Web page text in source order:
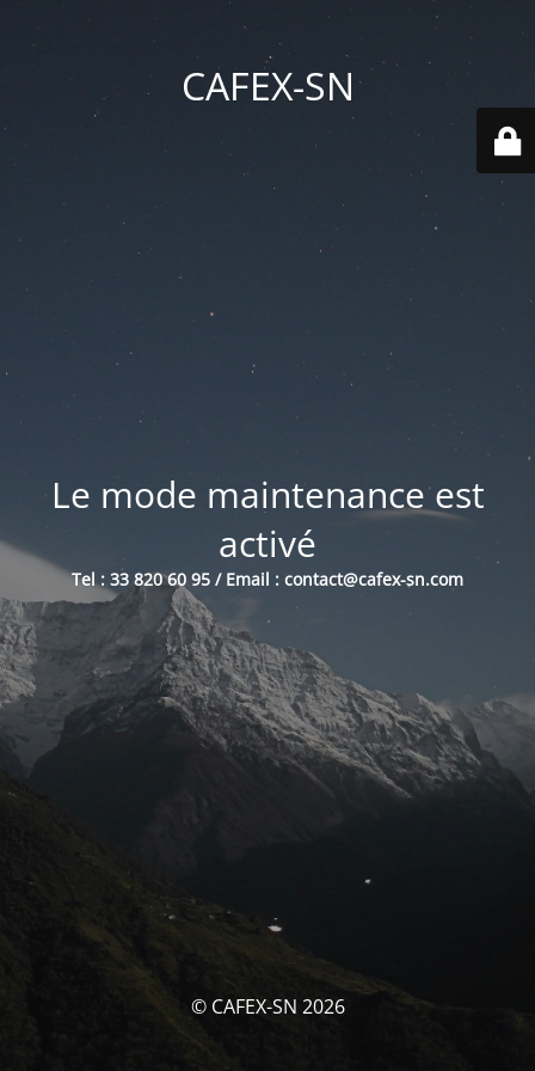
CAFEX-SN
Le mode maintenance est
activé
Tel : 33 820 60 95 / Email : contact@cafex-sn.com
© CAFEX-SN 2026